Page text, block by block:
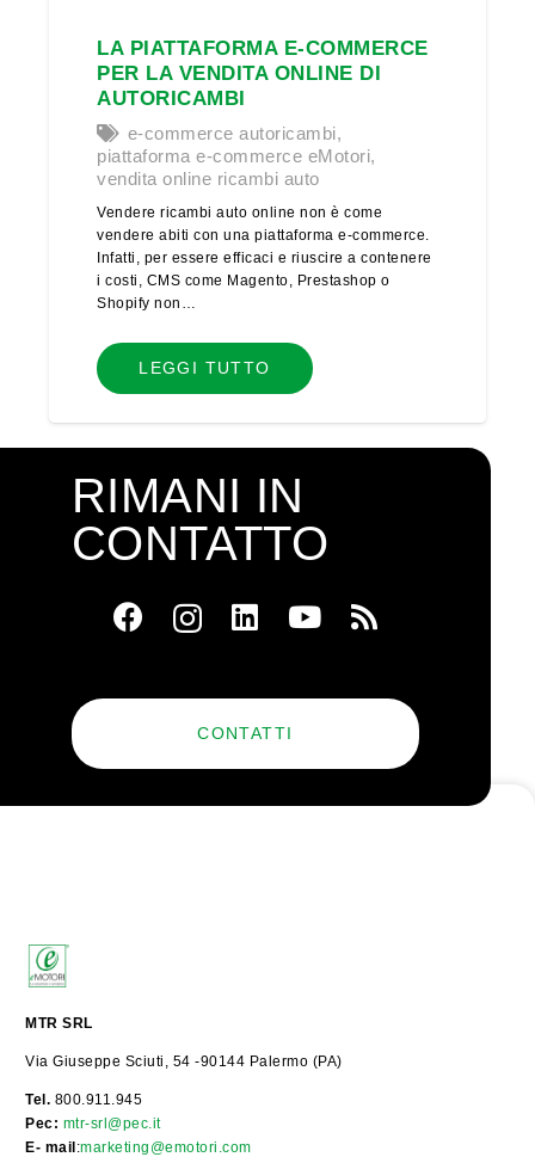
LA PIATTAFORMA E-COMMERCE
PER LA VENDITA ONLINE DI
AUTORICAMBI
e-commerce autoricambi,
piattaforma e-commerce eMotori,
vendita online ricambi auto
Vendere ricambi auto online non è come
vendere abiti con una piattaforma e-commerce.
Infatti, per essere efficaci e riuscire a contenere
i costi, CMS come Magento, Prestashop o
Shopify non…
LEGGI TUTTO
RIMANI IN
CONTATTO
CONTATTI
MTR SRL
Via Giuseppe Sciuti, 54 -90144 Palermo (PA)
Tel. 800.911.945
Pec: mtr-srl@pec.it
E- mail:marketing@emotori.com